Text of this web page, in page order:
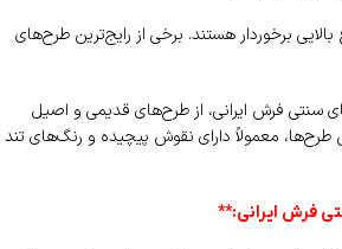
برخوردار هستند. برخی از رایج‌ترین طرح‌های
فرش ایرانی، از طرح‌های قدیمی و اصیل
طرح‌ها، معمولاً دارای نقوش پیچیده و رنگ‌های تند
فرش ایرانی:**